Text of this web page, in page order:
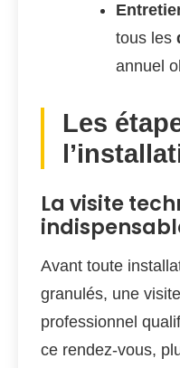
tous les
annuel
Les
La visite
Avant toute
granulés, une
professionnel
ce rendez-vous,